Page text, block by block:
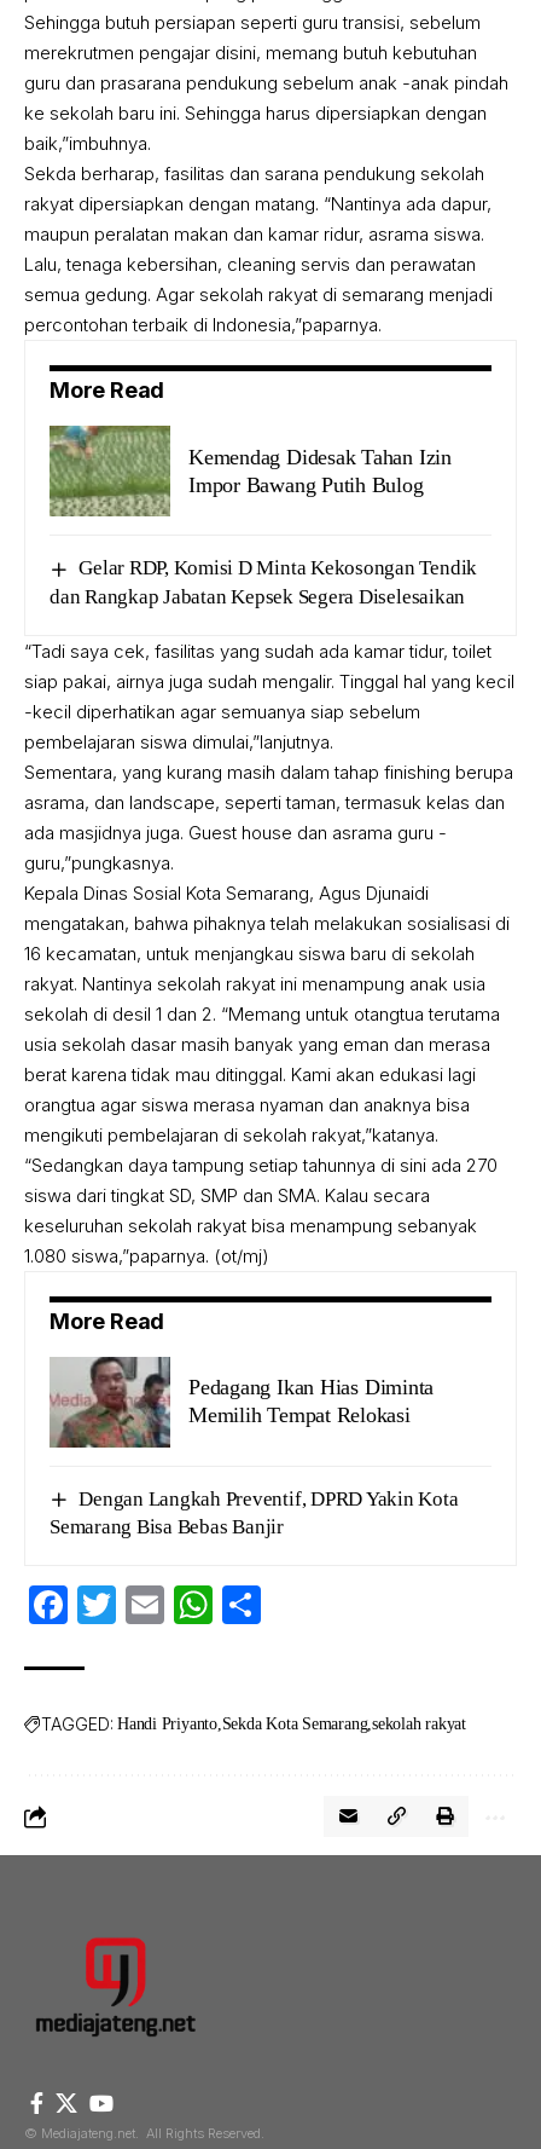
Sehingga butuh persiapan seperti guru transisi, sebelum
merekrutmen pengajar disini, memang butuh kebutuhan
guru dan prasarana pendukung sebelum anak -anak pindah
ke sekolah baru ini. Sehingga harus dipersiapkan dengan
baik,”imbuhnya.
Sekda berharap, fasilitas dan sarana pendukung sekolah
rakyat dipersiapkan dengan matang. “Nantinya ada dapur,
maupun peralatan makan dan kamar ridur, asrama siswa.
Lalu, tenaga kebersihan, cleaning servis dan perawatan
semua gedung. Agar sekolah rakyat di semarang menjadi
percontohan terbaik di Indonesia,”paparnya.
More Read
Kemendag Didesak Tahan Izin
Impor Bawang Putih Bulog
Gelar RDP, Komisi D Minta Kekosongan Tendik
dan Rangkap Jabatan Kepsek Segera Diselesaikan
“Tadi saya cek, fasilitas yang sudah ada kamar tidur, toilet
siap pakai, airnya juga sudah mengalir. Tinggal hal yang kecil
-kecil diperhatikan agar semuanya siap sebelum
pembelajaran siswa dimulai,”lanjutnya.
Sementara, yang kurang masih dalam tahap finishing berupa
asrama, dan landscape, seperti taman, termasuk kelas dan
ada masjidnya juga. Guest house dan asrama guru -
guru,”pungkasnya.
Kepala Dinas Sosial Kota Semarang, Agus Djunaidi
mengatakan, bahwa pihaknya telah melakukan sosialisasi di
16 kecamatan, untuk menjangkau siswa baru di sekolah
rakyat. Nantinya sekolah rakyat ini menampung anak usia
sekolah di desil 1 dan 2. “Memang untuk otangtua terutama
usia sekolah dasar masih banyak yang eman dan merasa
berat karena tidak mau ditinggal. Kami akan edukasi lagi
orangtua agar siswa merasa nyaman dan anaknya bisa
mengikuti pembelajaran di sekolah rakyat,”katanya.
“Sedangkan daya tampung setiap tahunnya di sini ada 270
siswa dari tingkat SD, SMP dan SMA. Kalau secara
keseluruhan sekolah rakyat bisa menampung sebanyak
1.080 siswa,”paparnya. (ot/mj)
More Read
Pedagang Ikan Hias Diminta
Memilih Tempat Relokasi
Dengan Langkah Preventif, DPRD Yakin Kota
Semarang Bisa Bebas Banjir
Facebook
Twitter
EmailWhatsApp
TAGGED: Handi Priyanto Sekda Kota Semarang sekolah rakyat
© Mediajateng.net. All Rights Reserved.